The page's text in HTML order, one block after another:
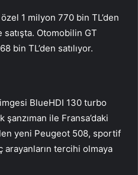
1 milyon 770 bin TL’den
satışta. Otomobilin GT
bin TL’den satılıyor.
BlueHDI 130 turbo
ile Fransa’daki
yeni Peugeot 508, sportif
tercihi olmaya